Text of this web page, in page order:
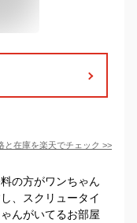
と在庫を楽天でチェック >>
の方がワンちゃん
、スクリュータイ
んがいてるお部屋